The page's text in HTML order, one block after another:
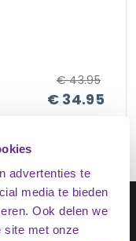
advertenties te
media te bieden
Ook delen we
site met onze
€ 34.95
€43.95
Inschrijven